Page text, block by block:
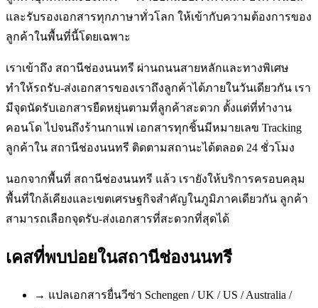
และรับรองเอกสารทุกภาษาทั่วโลก ให้เข้ากับความต้องการของ
ลูกค้าในพื้นที่นี้โดยเฉพาะ
เราเข้าถึง สถานีช่องนนทรี ผ่านถนนสายหลักและทางพิเศษ
ทำให้รถรับ-ส่งเอกสารของเราถึงลูกค้าได้ภายในวันเดียวกัน เรา
มีจุดนัดรับเอกสารยืดหยุ่นตามที่ลูกค้าสะดวก ตั้งแต่ที่ทำงาน
คอนโด ไปจนถึงร้านกาแฟ เอกสารทุกชิ้นมีหมายเลข Tracking
ลูกค้าใน สถานีช่องนนทรี ติดตามสถานะได้ตลอด 24 ชั่วโมง
นอกจากพื้นที่ สถานีช่องนนทรี แล้ว เรายังให้บริการครอบคลุม
พื้นที่ใกล้เคียงและเขตเศรษฐกิจสำคัญในภูมิภาคเดียวกัน ลูกค้า
สามารถเลือกจุดรับ-ส่งเอกสารที่สะดวกที่สุดได้
เคสที่พบบ่อยในสถานีช่องนนทรี
→ แปลเอกสารยื่นวีซ่า Schengen / UK / US / Australia /